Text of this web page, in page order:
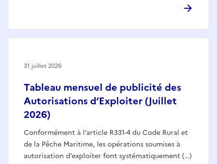
Tableau mensuel de publicité des
Autorisations d’Exploiter (Juillet
2026)
Conformément à l’article R331-4 du Code Rural et
de la Pêche Maritime, les opérations soumises à
autorisation d’exploiter font systématiquement (…)
31 juillet 2026